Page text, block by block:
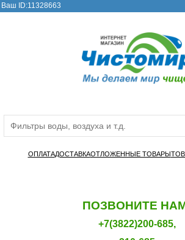
Ваш ID:11328663
ОПЛАТАДОСТАВКАОТЛОЖЕННЫЕ ТОВАРЫ
ПОЗВОНИТЕ
+7(3822)200-685,